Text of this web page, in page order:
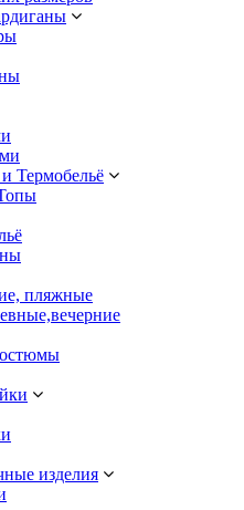
Термобельё
пляжные
изделия